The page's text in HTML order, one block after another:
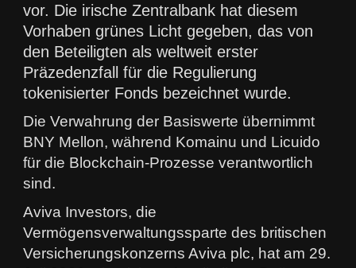
vor. Die irische Zentralbank hat diesem
Vorhaben grünes Licht gegeben, das von
den Beteiligten als weltweit erster
Präzedenzfall für die Regulierung
tokenisierter Fonds bezeichnet wurde.
Die Verwahrung der Basiswerte übernimmt
BNY Mellon, während Komainu und Licuido
für die Blockchain-Prozesse verantwortlich
sind.
Aviva Investors, die
Vermögensverwaltungssparte des britischen
Versicherungskonzerns Aviva plc, hat am 29.